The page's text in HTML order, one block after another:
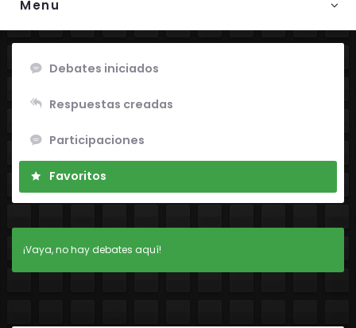
Menu
Debates iniciados
Respuestas creadas
Participaciones
Favoritos
¡Vaya, no hay debates aquí!